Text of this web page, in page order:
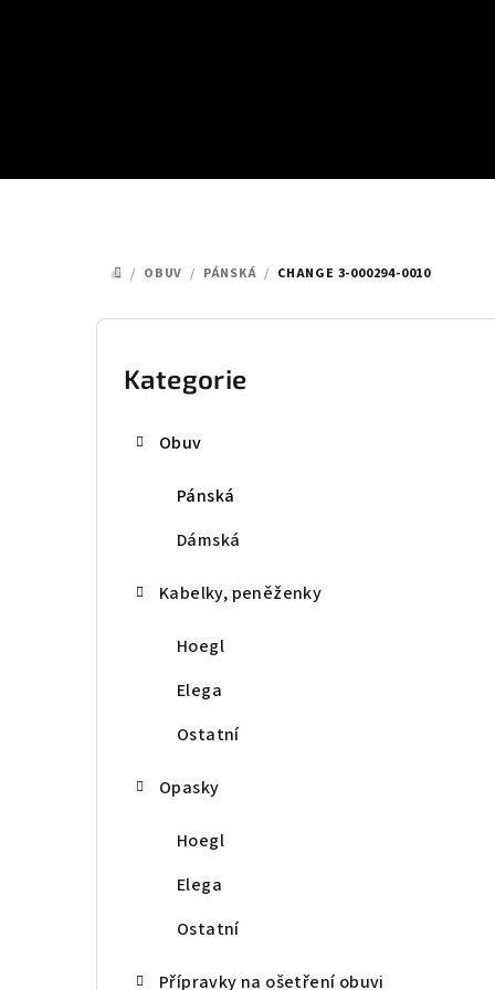
DOMŮ
/ OBUV / PÁNSKÁ / CHANGE 3-000294-0010
P
Přeskočit
kategorie
Kategorie
Obuv
Pánská
Dámská
Kabelky, peněženky
Hoegl
Elega
Ostatní
Opasky
Hoegl
Elega
Ostatní
Přípravky na ošetření obuvi